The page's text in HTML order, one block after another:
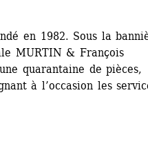
en 1982. Sous la
MURTIN & François
quarantaine de pièces,
à l’occasion les